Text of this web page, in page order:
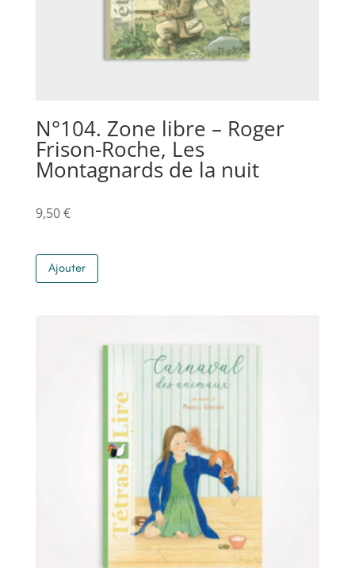
N°104. Zone libre – Roger
Frison-Roche, Les
Montagnards de la nuit
9,50€
Ajouter